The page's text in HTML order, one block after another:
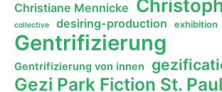
Christiane Mennicke
collective desiring-production exhibition
Gentrifizierung
Gentrifizierung von innen
Gezi Park Fiction St.